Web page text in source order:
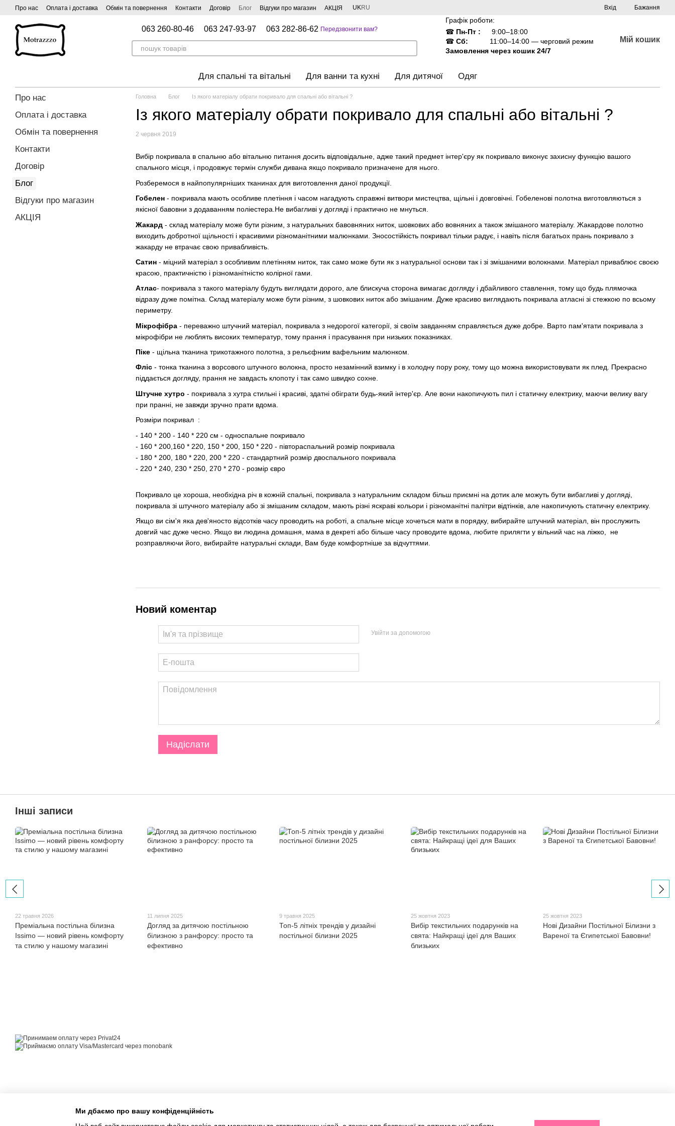
Перейти до основного контенту
Про нас Оплата і доставка Обмін та повернення Контакти Договір Блог Відгуки про магазин АКЦІЯ UKRU Вхід Бажання
063 260-80-46 063 247-93-97 063 282-86-62 Передзвонити вам?
Графік роботи:
☎ Пн-Пт :
9:00–18:00
☎Сб:
11:00–14:00 — черговий режим
Замовлення через кошик 24/7
Мій кошик
Для спальні та вітальні Для ванни та кухні Для дитячої Одяг
Головна Блог Із якого матеріалу обрати покривало для спальні або вітальні ?
Із якого матеріалу обрати покривало для спальні або вітальні ?
2 червня 2019
Вибір покривала в спальню або вітальню питання досить відповідальне, адже такий предмет інтер'єру як покривало виконує захисну функцію вашого
спального місця, і продовжує термін служби дивана якщо покривало призначене для нього.
Розберемося в найпопулярніших тканинах для виготовлення даної продукції.
Гобелен - покривала мають особливе плетіння і часом нагадують справжні витвори мистецтва, щільні і довговічні. Гобеленові полотна виготовляються з
якісної бавовни з додаванням поліестера.Не вибагливі у догляді і практично не мнуться.
Жакард - склад матеріалу може бути різним, з натуральних бавовняних ниток, шовкових або вовняних а також змішаного матеріалу. Жакардове полотно
виходить добротної щільності і красивими різноманітними малюнками. Зносостійкість покривал тільки радує, і навіть після багатьох прань покривало з
жакарду не втрачає свою привабливість.
Сатин - міцний матеріал з особливим плетінням ниток, так само може бути як з натуральної основи так і зі змішаними волокнами. Матеріал приваблює своєю
красою, практичністю і різноманітністю колірної гами.
Атлас- покривала з такого матеріалу будуть виглядати дорого, але блискуча сторона вимагає догляду і дбайливого ставлення, тому що будь плямочка
відразу дуже помітна. Склад матеріалу може бути різним, з шовкових ниток або змішаним. Дуже красиво виглядають покривала атласні зі стежкою по всьому
периметру.
Мікрофібра - переважно штучний матеріал, покривала з недорогої категорії, зі своїм завданням справляється дуже добре. Варто пам'ятати покривала з
мікрофібри не люблять високих температур, тому прання і прасування при низьких показниках.
Піке - щільна тканина трикотажного полотна, з рельєфним вафельним малюнком.
Фліс - тонка тканина з ворсового штучного волокна, просто незамінний взимку і в холодну пору року, тому що можна використовувати як плед. Прекрасно
піддається догляду, прання не завдасть клопоту і так само швидко сохне.
Штучне хутро - покривала з хутра стильні і красиві, здатні обіграти будь-який інтер'єр. Але вони накопичують пил і статичну електрику, маючи велику вагу
при пранні, не завжди зручно прати вдома.
Розміри покривал :
- 140 * 200 - 140 * 220 см - односпальне покривало
- 160 * 200,160 * 220, 150 * 200, 150 * 220 - півтораспальний розмір покривала
- 180 * 200, 180 * 220, 200 * 220 - стандартний розмір двоспального покривала
- 220 * 240, 230 * 250, 270 * 270 - розмір євро
Покривало це хороша, необхідна річ в кожній спальні, покривала з натуральним складом більш приємні на дотик але можуть бути вибагливі у догляді,
покривала зі штучного матеріалу або зі змішаним складом, мають різні яскраві кольори і різноманітні палітри відтінків, але накопичують статичну електрику.
Якщо ви сім'я яка дев'яносто відсотків часу проводить на роботі, а спальне місце хочеться мати в порядку, вибирайте штучний матеріал, він прослужить
довгий час дуже чесно. Якщо ви людина домашня, мама в декреті або більше часу проводите вдома, любите прилягти у вільний час на ліжко, не
розправляючи його, вибирайте натуральні склади, Вам буде комфортніше за відчуттями.
Новий коментар
Увійти за допомогою
Надіслати
Про нас
Оплата і доставка
Обмін та повернення
Контакти
Договір
Блог
Відгуки про магазин
АКЦІЯ
Інші записи
22 травня 2026
Преміальна постільна білизна
Issimo — новий рівень комфорту
та стилю у нашому магазині
11 липня 2025
Догляд за дитячою постільною
білизною з ранфорсу: просто та
ефективно
9 травня 2025
Топ-5 літніх трендів у дизайні
постільної білизни 2025
25 жовтня 2023
Вибір текстильних подарунків на
свята: Найкращі ідеї для Ваших
близьких
25 жовтня 2023
Нові Дизайни Постільної Білизни з
Вареної та Єгипетської Бавовни!
Ми дбаємо про вашу конфіденційність